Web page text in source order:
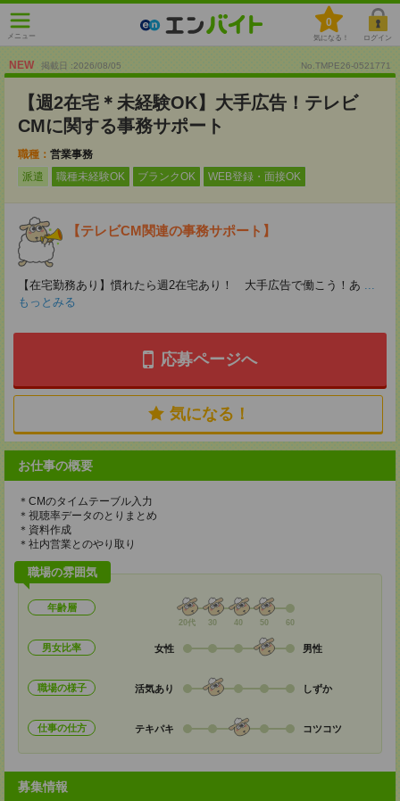
メニュー
0
気になる！ ログイン
NEW 掲載日 :2026/08/05 No.TMPE26-0521771
【週2在宅＊未経験OK】大手広告！テレビ
CMに関する事務サポート
職種： 営業事務
派遣
職種未経験OK ブランクOK WEB登録・面接OK
【テレビCM関連の事務サポート】
【在宅勤務あり】慣れたら週2在宅あり！ 大手広告で働こう！あ ...
もっとみる
応募ページへ
気になる！
お仕事の概要
＊CMのタイムテーブル入力
＊視聴率データのとりまとめ
＊資料作成
＊社内営業とのやり取り
職場の雰囲気
年齢層
20代 30 40 50 60
男女比率 女性 男性
職場の様子 活気あり しずか
仕事の仕方 テキパキ コツコツ
募集情報